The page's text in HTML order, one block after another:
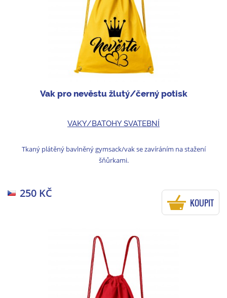
Vak pro nevěstu žlutý/černý potisk
VAKY/BATOHY SVATEBNÍ
Tkaný plátěný bavlněný gymsack/vak se zavíráním na stažení
šňůrkami.
250 KČ
KOUPIT